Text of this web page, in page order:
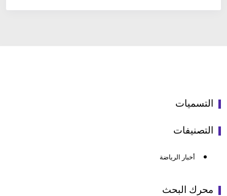
التسميات
التصنيفات
أخبار الرياضة
محرك البحث